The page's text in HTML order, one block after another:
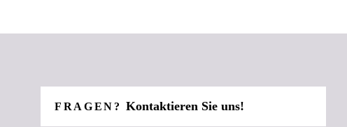
FRAGEN?Kontaktieren Sie uns!